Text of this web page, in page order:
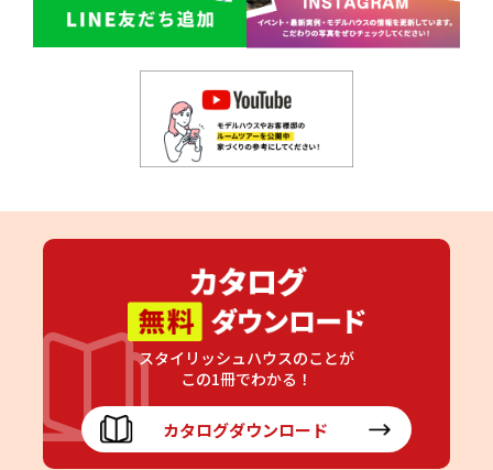
スタイリッシュハウスのことが
この1冊でわかる！
カタログダウンロード